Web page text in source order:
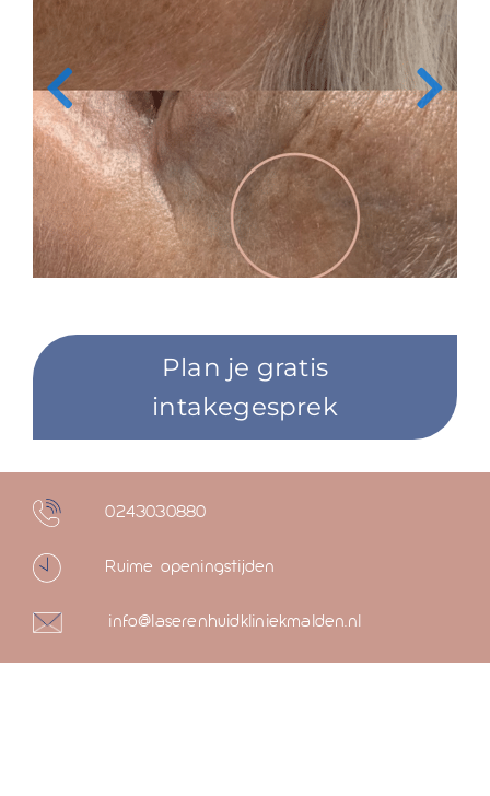
Plan je gratis
intakegesprek
0243030880
Ruime openingstijden
info@laserenhuidkliniekmalden.nl